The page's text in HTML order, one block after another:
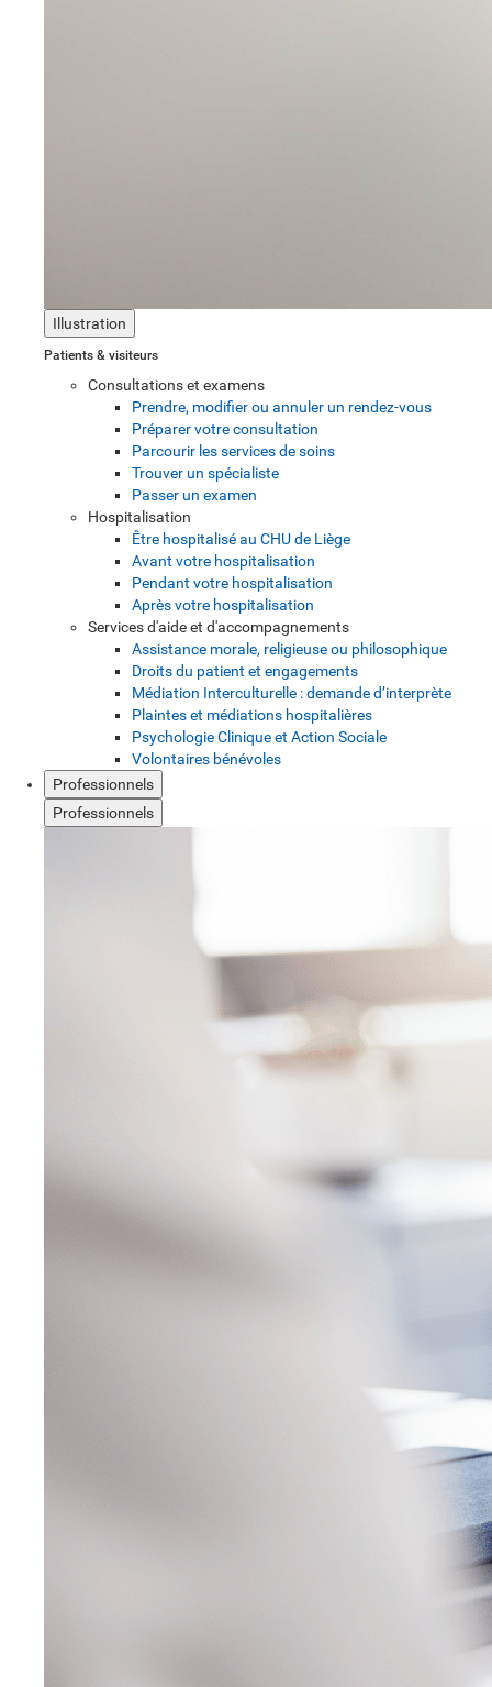
Illustration
Patients & visiteurs
Consultations et examens
Prendre, modifier ou annuler un rendez-vous
Préparer votre consultation
Parcourir les services de soins
Trouver un spécialiste
Passer un examen
Hospitalisation
Être hospitalisé au CHU de Liège
Avant votre hospitalisation
Pendant votre hospitalisation
Après votre hospitalisation
Services d'aide et d'accompagnements
Assistance morale, religieuse ou philosophique
Droits du patient et engagements
Médiation Interculturelle : demande d’interprète
Plaintes et médiations hospitalières
Psychologie Clinique et Action Sociale
Volontaires bénévoles
Professionnels
Professionnels